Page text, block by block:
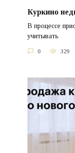
Куркино
В процессе
учитывать
0 329